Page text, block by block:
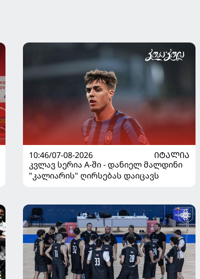
10:46/07-08-2026
ᲘᲢᲐᲚᲘᲐ
კვლავ სერია A-ში - დანიელ მალდინი
"კალიარის" ღირსებას დაიცავს